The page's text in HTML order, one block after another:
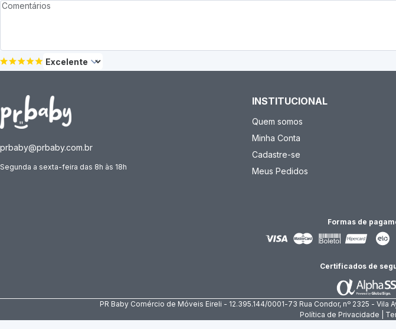
prbaby@prbaby.com.br
Segunda a sexta-feira das 8h às 18h
INSTITUCIONAL
Quem somos
Minha Conta
Cadastre-se
Meus Pedidos
Formas de
Certificados de
PR Baby Comércio de Móveis Eireli - 12.395.144/0001-73 Rua Condor, nº 2325 -
Política de Privacidade |